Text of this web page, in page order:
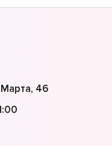
Марта, 46